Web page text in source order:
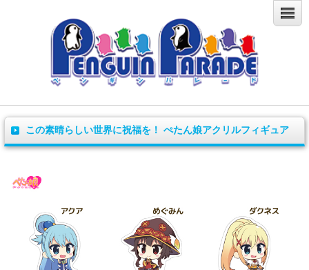
この素晴らしい世界に祝福を！ ぺたん娘アクリルフィギュア